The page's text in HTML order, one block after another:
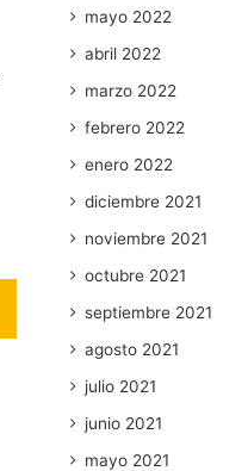
mayo 2022
abril 2022
marzo 2022
febrero 2022
enero 2022
diciembre 2021
noviembre 2021
octubre 2021
septiembre 2021
agosto 2021
julio 2021
junio 2021
mayo 2021